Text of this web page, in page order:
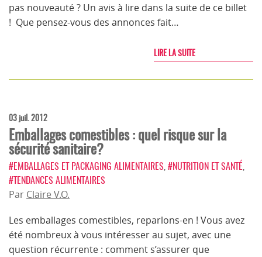
pas nouveauté ? Un avis à lire dans la suite de ce billet
! Que pensez-vous des annonces fait…
LIRE LA SUITE
03 juil. 2012
Emballages comestibles : quel risque sur la
sécurité sanitaire?
#EMBALLAGES ET PACKAGING ALIMENTAIRES #NUTRITION ET SANTÉ
#TENDANCES ALIMENTAIRES
Par Claire V.O.
Les emballages comestibles, reparlons-en ! Vous avez
été nombreux à vous intéresser au sujet, avec une
question récurrente : comment s’assurer que